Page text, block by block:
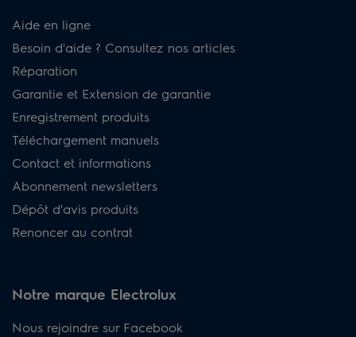
Aide en ligne
Besoin d'aide ? Consultez nos articles
Réparation
Garantie et Extension de garantie
Enregistrement produits
Téléchargement manuels
Contact et informations
Abonnement newsletters
Dépôt d'avis produits
Renoncer au contrat
Notre marque Electrolux
Nous rejoindre sur Facebook